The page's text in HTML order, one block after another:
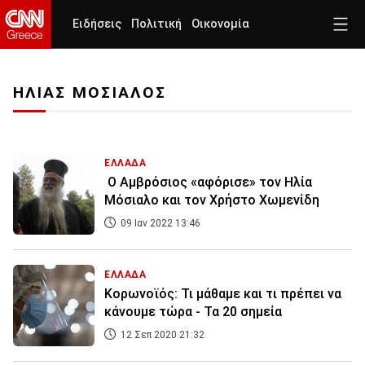
Ειδήσεις Πολιτική Οικονομία
ΗΛΙΑΣ ΜΟΣΙΑΛΟΣ
ΕΛΛΑΔΑ
Ο Αμβρόσιος «αφόρισε» τον Ηλία
Μόσιαλο και τον Χρήστο Χωμενίδη
09 Ιαν 2022 13:46
ΕΛΛΑΔΑ
Κορωνοϊός: Τι μάθαμε και τι πρέπει να
κάνουμε τώρα - Τα 20 σημεία
12 Σεπ 2020 21:32